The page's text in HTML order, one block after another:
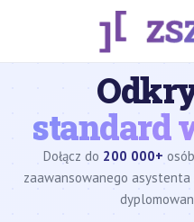
standard
Dołącz do 200 000+
zaawansowanego